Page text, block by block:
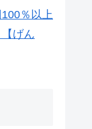
％以上
げん